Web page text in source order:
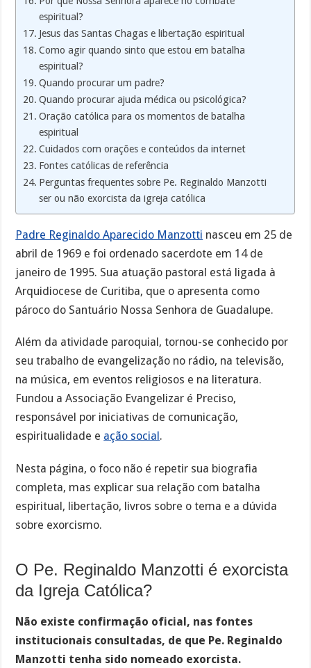
espiritual?
Jesus das Santas Chagas e libertação espiritual
Como agir quando sinto que estou em batalha
espiritual?
Quando procurar um padre?
Quando procurar ajuda médica ou psicológica?
Oração católica para os momentos de batalha
espiritual
Cuidados com orações e conteúdos da internet
Fontes católicas de referência
Perguntas frequentes sobre Pe. Reginaldo Manzotti
ser ou não exorcista da igreja católica
Padre Reginaldo Aparecido Manzotti nasceu em 25 de
abril de 1969 e foi ordenado sacerdote em 14 de
janeiro de 1995. Sua atuação pastoral está ligada à
Arquidiocese de Curitiba, que o apresenta como
pároco do Santuário Nossa Senhora de Guadalupe.
Além da atividade paroquial, tornou-se conhecido por
seu trabalho de evangelização no rádio, na televisão,
na música, em eventos religiosos e na literatura.
Fundou a Associação Evangelizar é Preciso,
responsável por iniciativas de comunicação,
espiritualidade e ação social .
Nesta página, o foco não é repetir sua biografia
completa, mas explicar sua relação com batalha
espiritual, libertação, livros sobre o tema e a dúvida
sobre exorcismo.
O Pe. Reginaldo Manzotti é exorcista
da Igreja Católica?
Não existe confirmação oficial, nas fontes
institucionais consultadas, de que Pe. Reginaldo
Manzotti tenha sido nomeado exorcista.